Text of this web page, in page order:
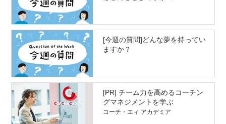
[今週の質問]どんな夢を持ってい
ますか？
[PR] チーム力を高めるコーチン
グマネジメントを学ぶ
コーチ・エィ アカデミア